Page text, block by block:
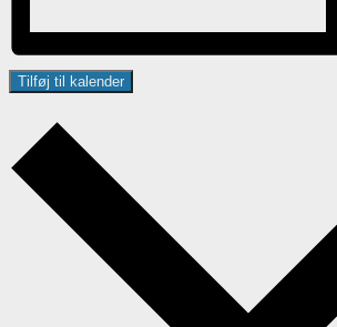
Tilføj til kalender